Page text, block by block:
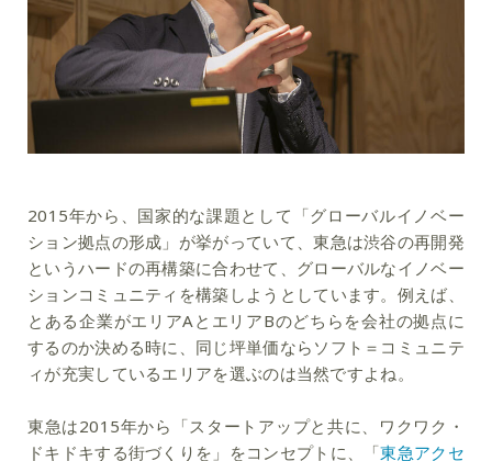
2015年から、国家的な課題として「グローバルイノベー
ション拠点の形成」が挙がっていて、東急は渋谷の再開発
というハードの再構築に合わせて、グローバルなイノベー
ションコミュニティを構築しようとしています。例えば、
とある企業がエリアAとエリアBのどちらを会社の拠点に
するのか決める時に、同じ坪単価ならソフト＝コミュニテ
ィが充実しているエリアを選ぶのは当然ですよね。
東急は2015年から「スタートアップと共に、ワクワク・
ドキドキする街づくりを」をコンセプトに、「東急アクセ